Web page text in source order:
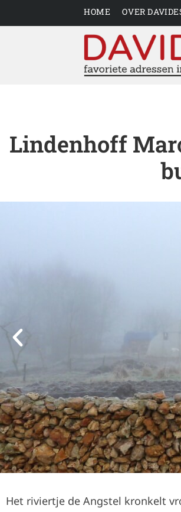
HOME OVER
Lindenhoff
Het riviertje de Angstel kronkelt